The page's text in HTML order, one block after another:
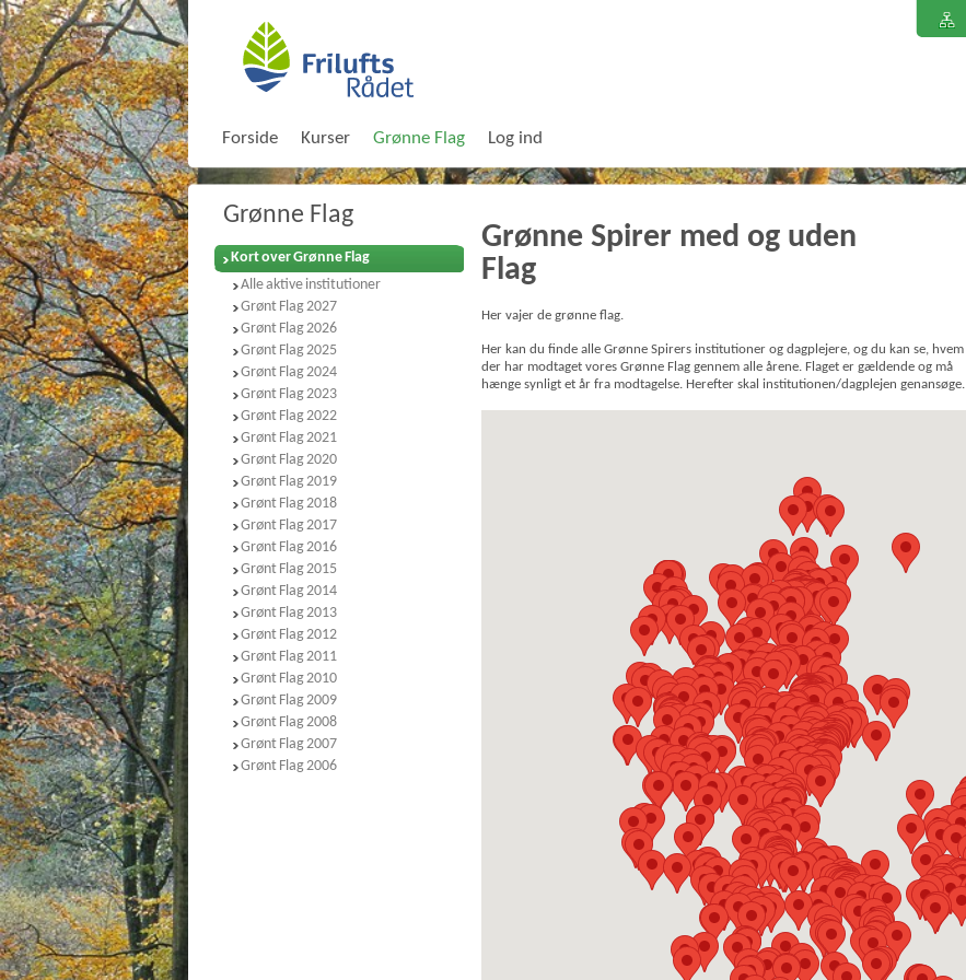
Grønne Spirer med og uden
Flag
Her vajer de grønne flag.
Her kan du finde alle Grønne Spirers institutioner og dagplejere, og du kan se, hvem
der har modtaget vores Grønne Flag gennem alle årene. Flaget er gældende og må
hænge synligt et år fra modtagelse. Herefter skal institutionen/dagplejen genansøge.
Grønne Flag
Kort over Grønne Flag
Alle aktive institutioner
Grønt Flag 2027
Grønt Flag 2026
Grønt Flag 2025
Grønt Flag 2024
Grønt Flag 2023
Grønt Flag 2022
Grønt Flag 2021
Grønt Flag 2020
Grønt Flag 2019
Grønt Flag 2018
Grønt Flag 2017
Grønt Flag 2016
Grønt Flag 2015
Grønt Flag 2014
Grønt Flag 2013
Grønt Flag 2012
Grønt Flag 2011
Grønt Flag 2010
Grønt Flag 2009
Grønt Flag 2008
Grønt Flag 2007
Grønt Flag 2006
Forside Kurser Grønne Flag Log ind